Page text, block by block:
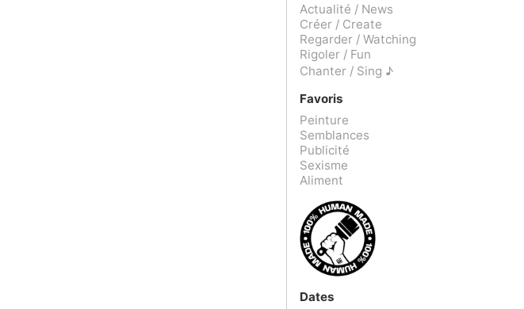
Actualité / News
Créer / Create
Regarder / Watching
Rigoler / Fun
Chanter / Sing ♪
Favoris
Peinture
Semblances
Publicité
Sexisme
Aliment
Dates